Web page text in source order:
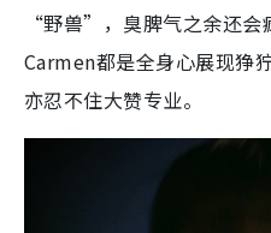
“野兽”，臭脾气之余还会
Carmen都是全身心展现狰
亦忍不住大赞专业。